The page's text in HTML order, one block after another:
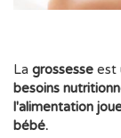
La grossesse est
besoins
l'alimentation
bébé.